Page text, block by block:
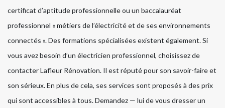
certificat d’aptitude professionnelle ou un baccalauréat
professionnel « métiers de l’électricité et de ses environnements
connectés ». Des formations spécialisées existent également. Si
vous avez besoin d’un électricien professionnel, choisissez de
contacter Lafleur Rénovation. Il est réputé pour son savoir-faire et
son sérieux. En plus de cela, ses services sont proposés à des prix
qui sont accessibles à tous. Demandez — lui de vous dresser un